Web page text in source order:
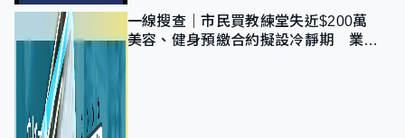
一線搜查｜市民買教練堂失近$200萬
美容、健身預繳合約擬設冷靜期 業界